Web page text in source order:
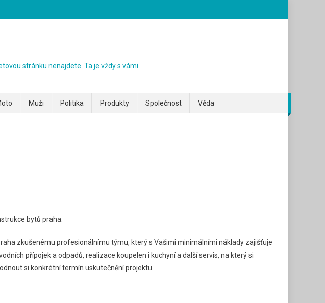
stránku nenajdete. Ta je vždy s vámi.
Muži Politika Produkty Společnost Věda
bytů praha.
zkušenému profesionálnímu týmu, který s Vašimi minimálními náklady zajišťuje
přípojek a odpadů, realizace koupelen i kuchyní a další servis, na který si
si konkrétní termín uskutečnění projektu.